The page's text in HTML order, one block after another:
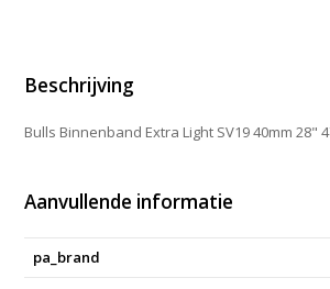
60
aantal
Beschrijving
Bulls Binnenband Extra Light SV19 40mm 28"
Aanvullende informatie
pa_brand